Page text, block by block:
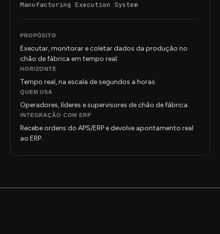
Manufacturing Execution System
PROPÓSITO
Executar, monitorar e coletar dados da produção no
chão de fábrica em tempo real.
HORIZONTE
Tempo real, na escala de segundos a horas.
QUEM USA
Operadores, líderes e supervisores de chão de fábrica.
INTEGRAÇÃO COM ERP
Recebe ordens do APS/ERP e devolve apontamento real
ao ERP.